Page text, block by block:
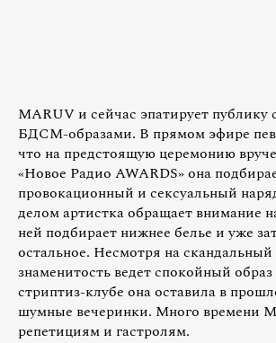
MARUV и сейчас эпатирует
БДСМ-образами. В прямом эфире
что на предстоящую церемонию
«Новое Радио AWARDS» она
провокационный и сексуальный
делом артистка обращает внимание
ней подбирает нижнее белье и уже
остальное. Несмотря на
знаменитость ведет спокойный
стриптиз-клубе она оставила в
шумные вечеринки. Много времени
репетициям и гастролям.